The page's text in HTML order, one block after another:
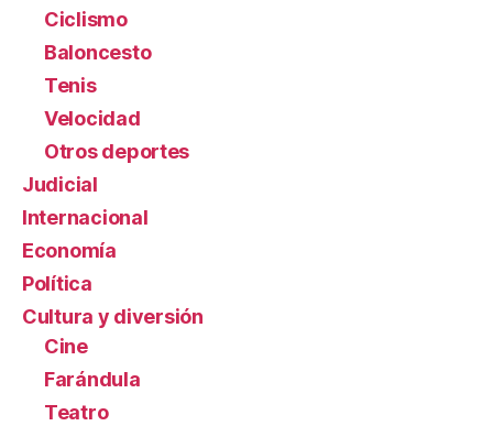
Ciclismo
Baloncesto
Tenis
Velocidad
Otros deportes
Judicial
Internacional
Economía
Política
Cultura y diversión
Cine
Farándula
Teatro